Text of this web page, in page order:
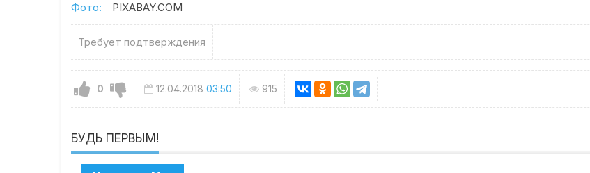
Фото: PIXABAY.COM
Требует подтверждения
0 12.04.2018 03:50 915
БУДЬ ПЕРВЫМ!